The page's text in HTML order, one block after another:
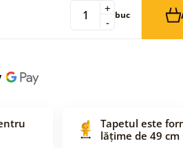
-
+ buc
Tapetul este
lățime de 49 cm